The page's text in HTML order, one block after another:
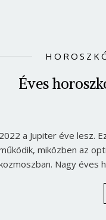
Éves
2022 a Jupiter éve lesz.
miközben az
Nagy éves